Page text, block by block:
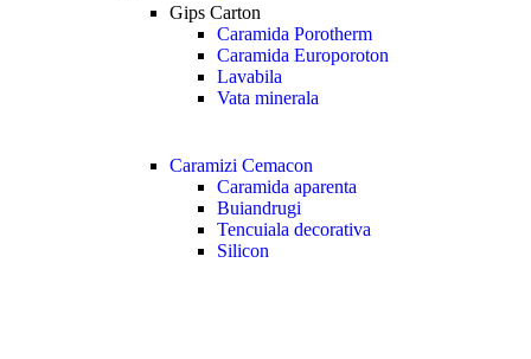
Gips Carton
Caramida Porotherm
Caramida Europoroton
Lavabila
Vata minerala
Caramizi Cemacon
Caramida aparenta
Buiandrugi
Tencuiala decorativa
Silicon